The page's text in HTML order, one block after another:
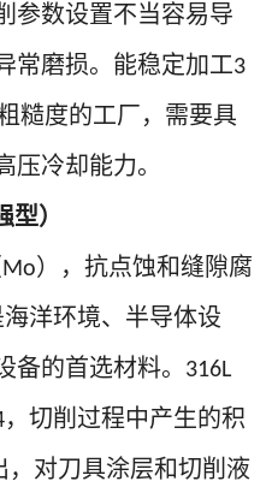
参数设置不当容易导
常磨损。能稳定加工3
糙度的工厂，需要具
压冷却能力。
）
Mo），抗点蚀和缝隙腐
海洋环境、半导体设
备的首选材料。 316L
，切削过程中产生的积
，对刀具涂层和切削液